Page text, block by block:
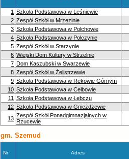
1 Szkoła Podstawowa w Leśniewie
2 Zespół Szkół w Mrzezinie
3 Szkoła Podstawowa w Połchowie
4 Szkoła Podstawowa w Połczynie
5 Zespół Szkół w Starzynie
6 Wiejski Dom Kultury w Strzelnie
7 Dom Kaszubski w Swarzewie
8 Zespół Szkół w Żelistrzewie
9 Szkoła Podstawowa w Rekowie Górnym
10 Szkoła Podstawowa w Celbowie
11 Szkoła Podstawowa w Łebczu
12 Szkoła Podstawowa w Gnieżdżewie
13 Zespół Szkół Ponadgimnazjalnych w
Rzucewie
gm. Szemud
Nr Adres